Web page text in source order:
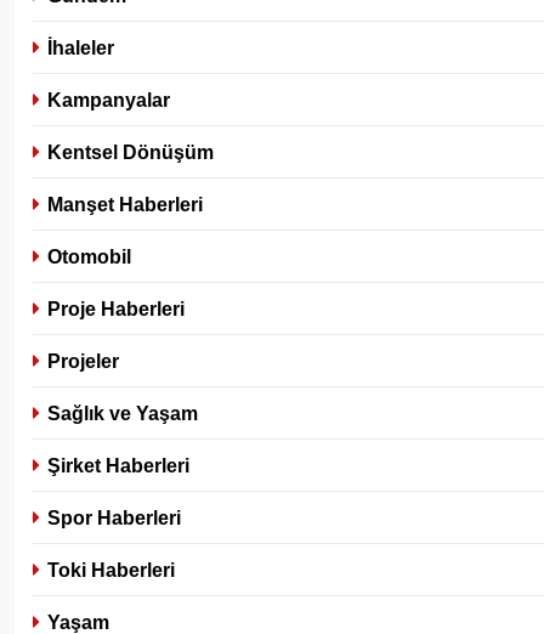
İhaleler
Kampanyalar
Kentsel Dönüşüm
Manşet Haberleri
Otomobil
Proje Haberleri
Projeler
Sağlık ve Yaşam
Şirket Haberleri
Spor Haberleri
Toki Haberleri
Yaşam